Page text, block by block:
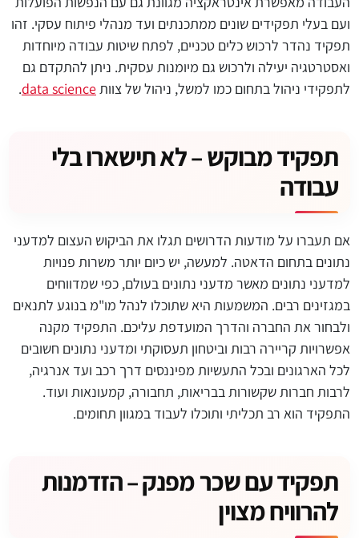
ועם בעלי תפקידים שונים ממתכנתים ועד מנהלי פיתוח עסקי. זהו
תפקיד נהדר לרכוש כלים טכניים, לפתח שיטות עבודה מיוחדות
ואסטרטגיה יעילה ולרכוש גם מיומנות עסקית. ניתן להתקדם גם
לתפקידי ניהול בתחום כמו למשל, ניהול של צוותdata science
.
תפקיד מבוקש – לא תישארו בלי
עבודה
אם תעברו על מודעות הדרושים תגלו את הביקוש העצום למדעני
נתונים בתחום הדאטה. למעשה, יש כיום יותר משרות פנויות
למדעני נתונים מאשר מדעני נתונים בעולם, כפי שמדווחים
במגזינים רבים. המשמעות היא שתוכלו לנהל מו"מ בנוגע לתנאים
ולבחור את החברה והדרך המועדפת עליכם. התפקיד מקנה
אפשרויות קריירה רבות וביטחון תעסוקתי ומדעני נתונים חשובים
לכל הארגונים ובכל התעשיות מפיננסים דרך רכב ועד אנרגיה,
לרבות חברות שקשורות בבריאות, תחבורה, קמעונאות ועוד.
התפקיד הוא רב תכליתי ותוכלו לעבוד במגוון תחומים.
תפקיד עם שכר מפנק – הזדמנות
להרוויח מצוין